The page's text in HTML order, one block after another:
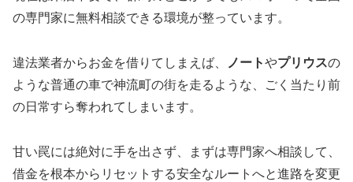
の専門家に無料相談できる環境が整っています。
違法業者からお金を借りてしまえば、 ノートやプリウスの
ような普通の車で神流町の街を走るような、ごく当たり前
の日常すら奪われてしまいます。
甘い罠には絶対に手を出さず、まずは専門家へ相談して、
借金を根本からリセットする安全なルートへと進路を変更